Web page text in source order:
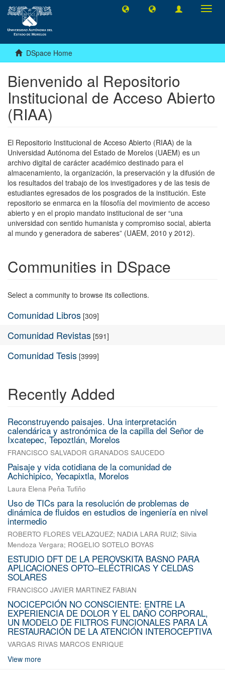
DSpace Home
Bienvenido al Repositorio
Institucional de Acceso Abierto
(RIAA)
El Repositorio Institucional de Acceso Abierto (RIAA) de la
Universidad Autónoma del Estado de Morelos (UAEM) es un
archivo digital de carácter académico destinado para el
almacenamiento, la organización, la preservación y la difusión de
los resultados del trabajo de los investigadores y de las tesis de
estudiantes egresados de los posgrados de la institución. Este
repositorio se enmarca en la filosofía del movimiento de acceso
abierto y en el propio mandato institucional de ser “una
universidad con sentido humanista y compromiso social, abierta
al mundo y generadora de saberes” (UAEM, 2010 y 2012).
Communities in DSpace
Select a community to browse its collections.
Comunidad Libros [309]
Comunidad Revistas [591]
Comunidad Tesis [3999]
Recently Added
Reconstruyendo paisajes. Una interpretación
calendárica y astronómica de la capilla del Señor de
Ixcatepec, Tepoztlán, Morelos
FRANCISCO SALVADOR GRANADOS SAUCEDO
Paisaje y vida cotidiana de la comunidad de
Achichipico, Yecapixtla, Morelos
Laura Elena Peña Tufiño
Uso de TICs para la resolución de problemas de
dinámica de fluidos en estudios de ingeniería en nivel
intermedio
ROBERTO FLORES VELAZQUEZ; NADIA LARA RUIZ; Silvia
Mendoza Vergara; ROGELIO SOTELO BOYAS
ESTUDIO DFT DE LA PEROVSKITA BASNO PARA
APLICACIONES OPTO–ELÉCTRICAS Y CELDAS
SOLARES
FRANCISCO JAVIER MARTINEZ FABIAN
NOCICEPCIÓN NO CONSCIENTE: ENTRE LA
EXPERIENCIA DE DOLOR Y EL DAÑO CORPORAL,
UN MODELO DE FILTROS FUNCIONALES PARA LA
RESTAURACIÓN DE LA ATENCIÓN INTEROCEPTIVA
VARGAS RIVAS MARCOS ENRIQUE
View more